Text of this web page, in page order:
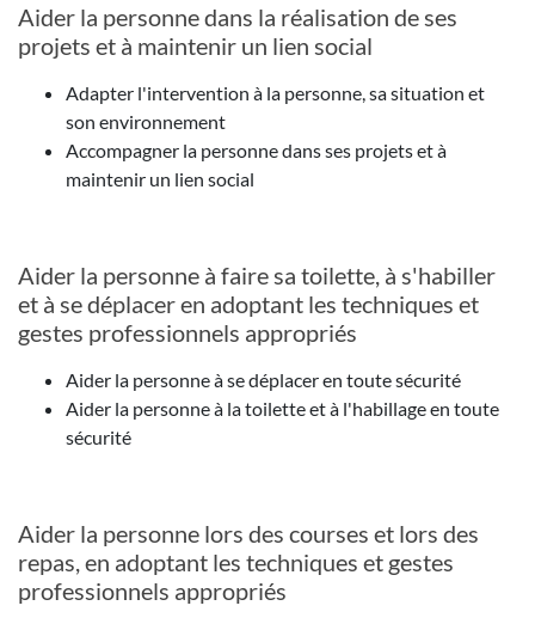
Aider la personne dans la réalisation de ses
projets et à maintenir un lien social
Adapter l'intervention à la personne, sa situation et
son environnement
Accompagner la personne dans ses projets et à
maintenir un lien social
Aider la personne à faire sa toilette, à s'habiller
et à se déplacer en adoptant les techniques et
gestes professionnels appropriés
Aider la personne à se déplacer en toute sécurité
Aider la personne à la toilette et à l'habillage en toute
sécurité
Aider la personne lors des courses et lors des
repas, en adoptant les techniques et gestes
professionnels appropriés